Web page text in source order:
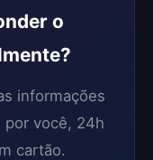
o
informações
por você, 24h
cartão.